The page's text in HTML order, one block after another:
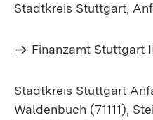
Stadtkreis Stuttgart,
Finanzamt Stuttgart
Stadtkreis Stuttgart
Waldenbuch (71111),